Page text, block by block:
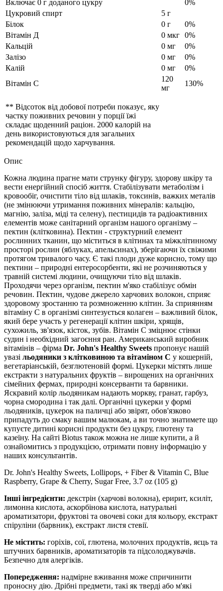
Включає 0 г доданого цукру
0%
Цукровий спирт
5 г
Білок
0 г
0%
Вітамін Д
0 мкг 0%
Кальцій
0 мг
0%
Залізо
0 мг
0%
Калій
0 мг
0%
Вітамін C
120
мг
130%
** Відсоток від добової потреби показує, яку
частку поживних речовин у порції їжі
складає щоденний раціон. 2000 калорій на
день використовуються для загальних
рекомендацій щодо харчування.
Опис
Кожна людина прагне мати струнку фігуру, здорову шкіру та
вести енергійний спосіб життя. Стабілізувати метаболізм і
кровообіг, очистити тіло від шлаків, токсинів, важких металів
(не змінюючи утримання поживних мінералів: кальцію,
магнію, заліза, міді та селену), пестицидів та радіоактивних
елементів може санітарний організм нашого організму –
пектин (клітковина). Пектин - структурний елемент
рослинних тканин, що міститься в клітинах та міжклітинному
просторі рослин (яблуках, апельсинах), зберігаючи їх свіжими
протягом тривалого часу. Є такі плоди дуже корисно, тому що
пектини – природні ентеросорбенти, які не розчиняються у
травній системі людини, очищуючи тіло від шлаків.
Проходячи через організм, пектин м'яко стабілізує обмін
речовин. Пектин, чудове джерело харчових волокон, сприяє
здоровому зростанню та розмноженню клітин. За сприянням
вітаміну С в організмі синтезується колаген – важливий білок,
який бере участь у регенерації клітин шкіри, хрящів,
сухожиль, зв'язок, кісток, зубів. Вітамін С зміцнює стінки
судин і необхідний загоєння ран. Американський виробник
вітамінів – фірма Dr. John's Healthy Sweets пропонує нашій
увазі льодяники з клітковиною та вітаміном С у кошерній,
вегетаріанській, безглютеновій формі. Цукерки містять лише
екстракти з натуральних фруктів – вирощених на органічних
сімейних фермах, природні консерванти та барвники.
Яскравий колір льодяникам надають моркву, гранат, гарбуз,
чорна смородина і так далі. Органічні цукерки у формі
льодяників, цукерок на паличці або звірят, обов'язково
припадуть до смаку вашим малюкам, а ви точно знатимете що
купуєте дитині корисні продукти без цукру, глютену та
казеїну. На сайті Biotus також можна не лише купити, а й
ознайомитись з продукцією, отримати повну інформацію у
наших консультантів.
Dr. John's Healthy Sweets, Lollipops, + Fiber & Vitamin C, Blue
Raspberry, Grape & Cherry, Sugar Free, 3.7 oz (105 g)
Інші інгредієнти: декстрін (харчові волокна), еририт, ксиліт,
лимонна кислота, аскорбінова кислота, натуральні
ароматизатори, фруктові та овочеві соки для кольору, екстракт
спіруліни (барвник), екстракт листя стевії.
Не містить: горіхів, сої, глютена, молочних продуктів, яєць та
штучних барвників, ароматизаторів та підсолоджувачів.
Безпечно для алергіків.
Попередження: надмірне вживання може спричинити
проносну дію. Дрібні предмети, такі як тверді або м'які